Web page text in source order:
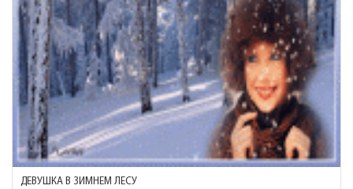
ДЕВУШКА В ЗИМНЕМ ЛЕСУ